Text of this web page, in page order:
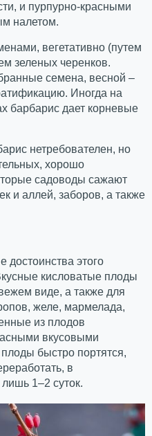
и пурпурно-красными
налетом.
вегетативно (путем
зеленых черенков.
семена, весной –
Иногда на
барбарис дает корневые
нетребователен, но
хорошо
садоводы сажают
и аллей, заборов, а также
этого
кисловатые плоды
виде, а также для
желе, мармелада,
из плодов
вкусовыми
быстро портятся,
в
1–2 суток.